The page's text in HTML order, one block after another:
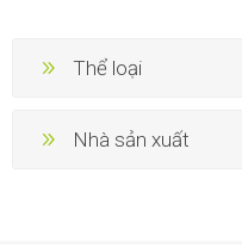
Thể loại
Nhà sản xuất